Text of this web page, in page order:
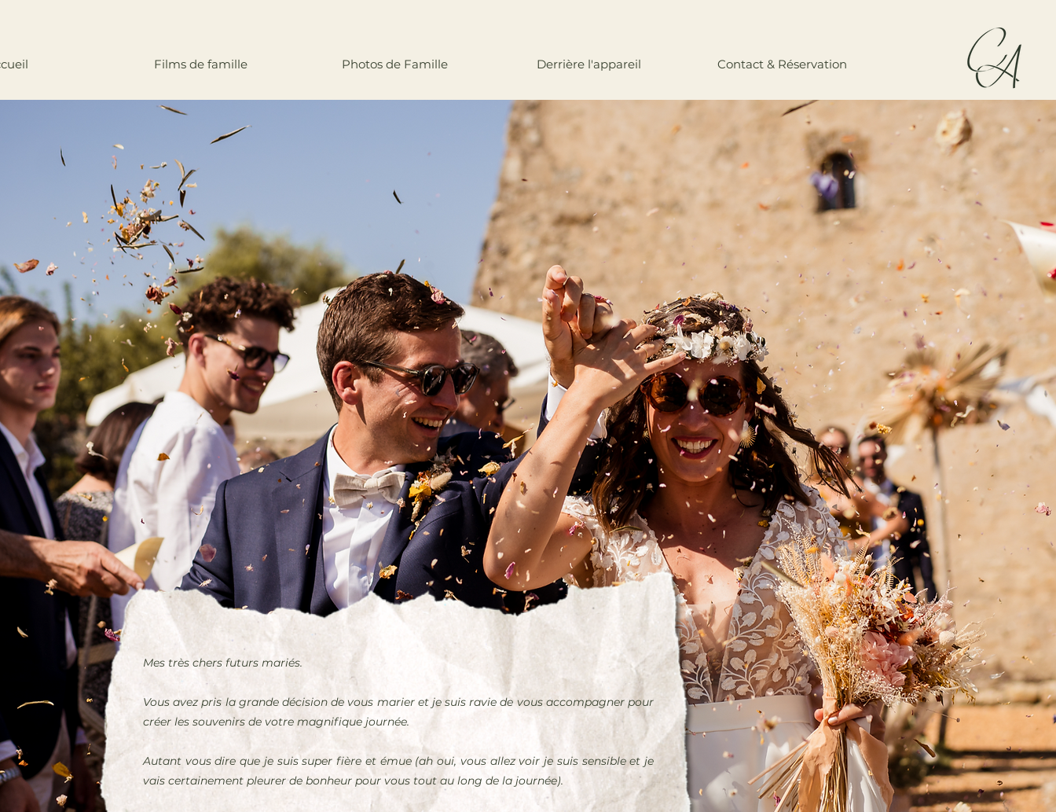
Films de famille Photos de Famille Derrière l'appareil Contact & Réservation
Mes très chers futurs mariés.
Vous avez pris la grande décision de vous marier et je suis ravie de vous accompagner pour
créer les souvenirs de votre magnifique journée.
Autant vous dire que je suis super fière et émue (ah oui, vous allez voir je suis sensible et je
vais certainement pleurer de bonheur pour vous tout au long de la journée).